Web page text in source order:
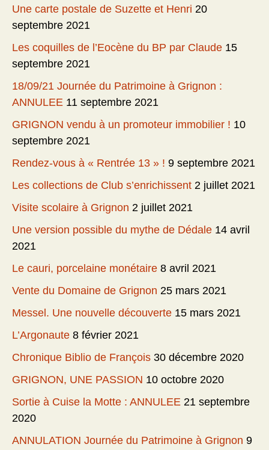
Une carte postale de Suzette et Henri 20
septembre 2021
Les coquilles de l’Eocène du BP par Claude 15
septembre 2021
18/09/21 Journée du Patrimoine à Grignon :
ANNULEE 11 septembre 2021
GRIGNON vendu à un promoteur immobilier ! 10
septembre 2021
Rendez-vous à « Rentrée 13 » ! 9 septembre 2021
Les collections de Club s’enrichissent 2 juillet 2021
Visite scolaire à Grignon 2 juillet 2021
Une version possible du mythe de Dédale 14 avril
2021
Le cauri, porcelaine monétaire 8 avril 2021
Vente du Domaine de Grignon 25 mars 2021
Messel. Une nouvelle découverte 15 mars 2021
L’Argonaute 8 février 2021
Chronique Biblio de François 30 décembre 2020
GRIGNON, UNE PASSION 10 octobre 2020
Sortie à Cuise la Motte : ANNULEE 21 septembre
2020
ANNULATION Journée du Patrimoine à Grignon 9